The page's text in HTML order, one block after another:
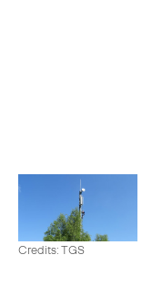
Credits: TGS